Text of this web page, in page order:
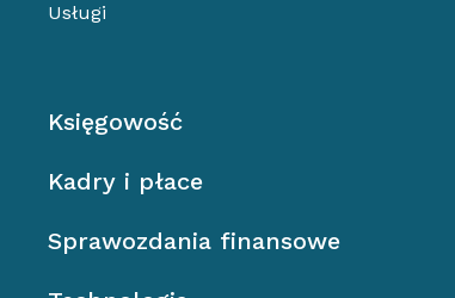
Usługi
Księgowość
Kadry i płace
Sprawozdania finansowe